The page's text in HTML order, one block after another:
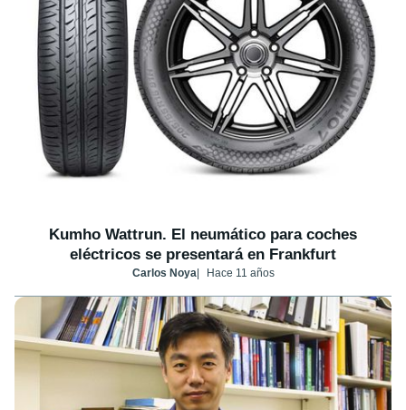
Kumho Wattrun. El neumático para coches
eléctricos se presentará en Frankfurt
Carlos Noya Hace 11 años